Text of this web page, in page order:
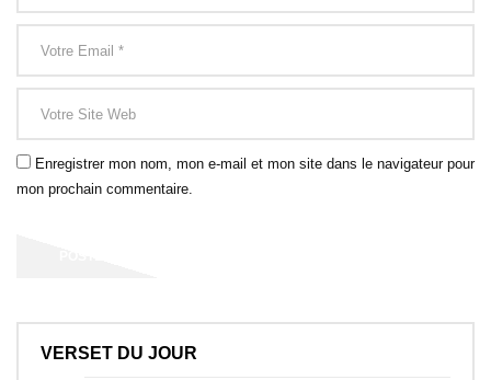
Enregistrer mon nom, mon e-mail et mon site dans le navigateur pour
mon prochain commentaire.
VERSET DU JOUR